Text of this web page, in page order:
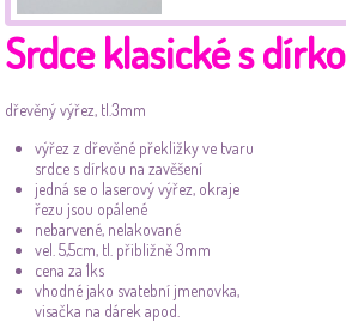
Srdce klasické s
dřevěný výřez, tl.3mm
výřez z dřevěné překližky ve tvaru
srdce s dírkou na zavěšení
jedná se o laserový výřez, okraje
řezu jsou opálené
nebarvené, nelakované
vel. 5,5cm, tl. přibližně 3mm
cena za 1ks
vhodné jako svatební jmenovka,
visačka na dárek apod.